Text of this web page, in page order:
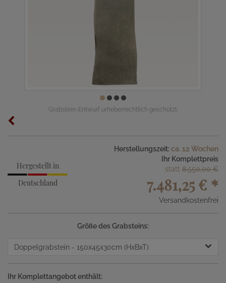
Grabstein-Entwurf urheberrechtlich geschützt.
Hergestellt in
Deutschland
Herstellungszeit: ca. 12 Wochen
Ihr Komplettpreis
statt 8.550,00 €
7.481,25 € *
Versandkostenfrei
Größe des Grabsteins:
Doppelgrabstein - 150x45x30cm (HxBxT)
Ihr Komplettangebot enthält: